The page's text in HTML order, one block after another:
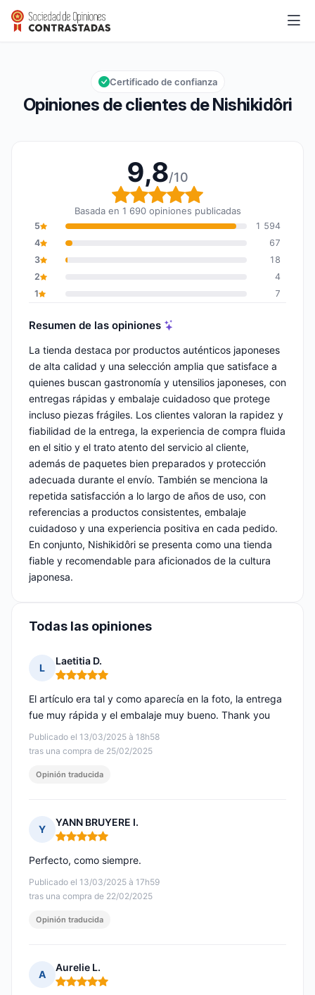
Nishikidôri
Calificación global: 9,8 de 10
9,8/10
Opiniones de clientes de Nishikidôri
Certificado de confianza
9,8/10
Calificación global: 9,8
Basada en 1 690 opiniones publicadas
5
1 594
4
67
3
18
2
4
1
7
Resumen de las opiniones
La tienda destaca por productos auténticos japoneses
de alta calidad y una selección amplia que satisface a
quienes buscan gastronomía y utensilios japoneses, con
entregas rápidas y embalaje cuidadoso que protege
incluso piezas frágiles. Los clientes valoran la rapidez y
fiabilidad de la entrega, la experiencia de compra fluida
en el sitio y el trato atento del servicio al cliente,
además de paquetes bien preparados y protección
adecuada durante el envío. También se menciona la
repetida satisfacción a lo largo de años de uso, con
referencias a productos consistentes, embalaje
cuidadoso y una experiencia positiva en cada pedido.
En conjunto, Nishikidôri se presenta como una tienda
fiable y recomendable para aficionados de la cultura
japonesa.
Todas las opiniones
L
Laetitia D.
Nota: 5 de 5
Publicado el 13/03/2025 à 18h58
tras una compra de 25/02/2025
El artículo era tal y como aparecía en la foto, la entrega
fue muy rápida y el embalaje muy bueno. Thank you
Opinión traducida
Y
YANN BRUYERE I.
Nota: 5 de 5
Publicado el 13/03/2025 à 17h59
tras una compra de 22/02/2025
Perfecto, como siempre.
Opinión traducida
A
Aurelie L.
Nota: 5 de 5